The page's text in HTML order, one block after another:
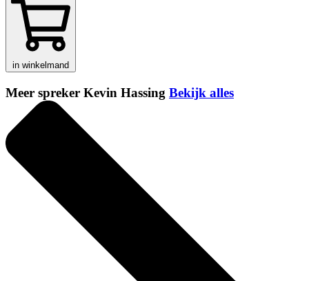
in winkelmand
Meer spreker Kevin Hassing Bekijk alles